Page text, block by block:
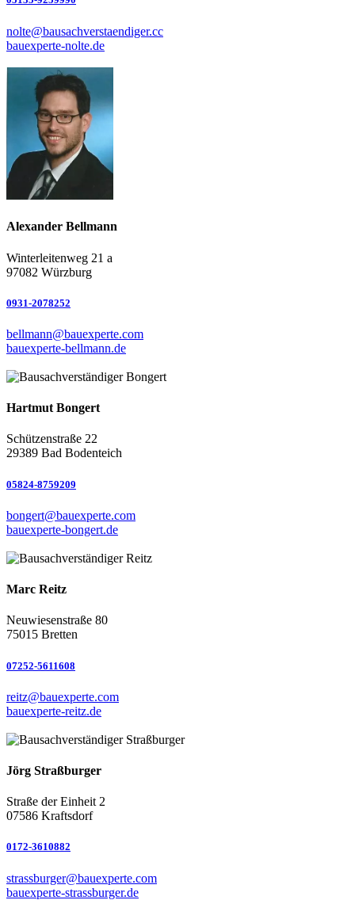
nolte@bausachverstaendiger.cc
bauexperte-nolte.de
Alexander Bellmann
Winterleitenweg 21 a
97082 Würzburg
0931-2078252
bellmann@bauexperte.com
bauexperte-bellmann.de
Hartmut Bongert
Schützenstraße 22
29389 Bad Bodenteich
05824-8759209
bongert@bauexperte.com
bauexperte-bongert.de
Marc Reitz
Neuwiesenstraße 80
75015 Bretten
07252-5611608
reitz@bauexperte.com
bauexperte-reitz.de
Jörg Straßburger
Straße der Einheit 2
07586 Kraftsdorf
0172-3610882
strassburger@bauexperte.com
bauexperte-strassburger.de